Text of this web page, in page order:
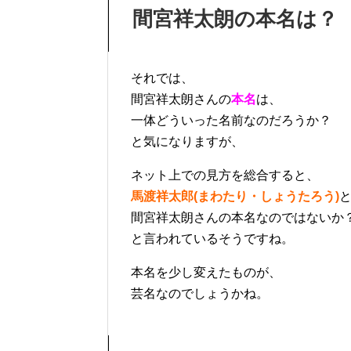
間宮祥太朗の本名は？
それでは、
間宮祥太朗さんの本名は、
一体どういった名前なのだろうか？
と気になりますが、
ネット上での見方を総合すると、
馬渡祥太郎(まわたり・しょうたろう)
間宮祥太朗さんの本名なのではないか
と言われているそうですね。
本名を少し変えたものが、
芸名なのでしょうかね。